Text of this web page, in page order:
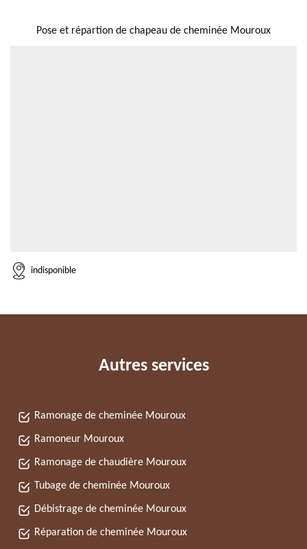
Pose et répartion de chapeau de cheminée Mouroux
indisponible
Autres services
Ramonage de cheminée Mouroux
Ramoneur Mouroux
Ramonage de chaudière Mouroux
Tubage de cheminée Mouroux
Débistrage de cheminée Mouroux
Réparation de cheminée Mouroux